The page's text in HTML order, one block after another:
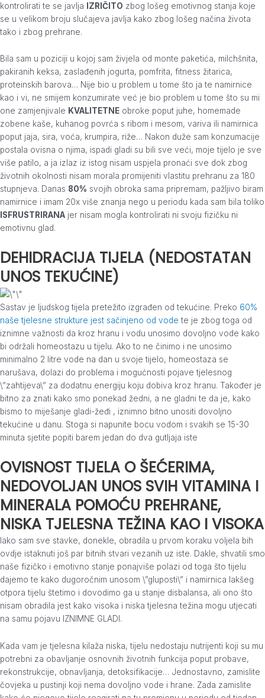
kontrolirati te se javlja IZRIČITO zbog lošeg emotivnog stanja koje
se u velikom broju slučajeva javlja kako zbog lošeg načina života
tako i zbog prehrane.
Bila sam u poziciji u kojoj sam živjela od monte paketića, milchšnita,
pakiranih keksa, zaslađenih jogurta, pomfrita, fitness žitarica,
proteinskih barova… Nije bio u problem u tome što ja te namirnice
kao i vi, ne smijem konzumirate već je bio problem u tome što su mi
one zamjenjivale KVALITETNE obroke poput juhe, homemade
zobene kaše, kuhanog povrća s ribom i mesom, variva ili namirnica
poput jaja, sira, voća, krumpira, riže… Nakon duže sam konzumacije
postala ovisna o njima, ispadi gladi su bili sve veći, moje tijelo je sve
više patilo, a ja izlaz iz istog nisam uspjela pronaći sve dok zbog
životnih okolnosti nisam morala promijeniti vlastitu prehranu za 180
stupnjeva. Danas 80% svojih obroka sama pripremam, pažljivo biram
namirnice i imam 20x više znanja nego u periodu kada sam bila toliko
ISFRUSTRIRANA jer nisam mogla kontrolirati ni svoju fizičku ni
emotivnu glad.
DEHIDRACIJA TIJELA (NEDOSTATAN
UNOS TEKUĆINE)
Sastav je ljudskog tijela pretežito izgrađen od tekućine. Preko 60%
naše tjelesne strukture jest sačinjeno od vode te je zbog toga od
iznimne važnosti da kroz hranu i vodu unosimo dovoljno vode kako
bi održali homeostazu u tijelu. Ako to ne činimo i ne unosimo
minimalno 2 litre vode na dan u svoje tijelo, homeostaza se
narušava, dolazi do problema i mogućnosti pojave tjelesnog
\”zahtijeva\” za dodatnu energiju koju dobiva kroz hranu. Također je
bitno za znati kako smo ponekad žedni, a ne gladni te da je, kako
bismo to miješanje gladi-žeđi , iznimno bitno unositi dovoljno
tekućine u danu. Stoga si napunite bocu vodom i svakih se 15-30
minuta sjetite popiti barem jedan do dva gutljaja iste
OVISNOST TIJELA O ŠEĆERIMA,
NEDOVOLJAN UNOS SVIH VITAMINA I
MINERALA POMOĆU PREHRANE,
NISKA TJELESNA TEŽINA KAO I VISOKA
Iako sam sve stavke, donekle, obradila u prvom koraku voljela bih
ovdje istaknuti još par bitnih stvari vezanih uz iste. Dakle, shvatili smo
naše fizičko i emotivno stanje ponajviše polazi od toga što tijelu
dajemo te kako dugoročnim unosom \”gluposti\” i namirnica lakšeg
otpora tijelu štetimo i dovodimo ga u stanje disbalansa, ali ono što
nisam obradila jest kako visoka i niska tjelesna težina mogu utjecati
na samu pojavu IZNIMNE GLADI.
Kada vam je tjelesna kilaža niska, tijelu nedostaju nutrijenti koji su mu
potrebni za obavljanje osnovnih životnih funkcija poput probave,
rekonstrukcije, obnavljanja, detoksifikacije… Jednostavno, zamislite
čovjeka u pustinji koji nema dovoljno vode i hrane. Zada zamislite